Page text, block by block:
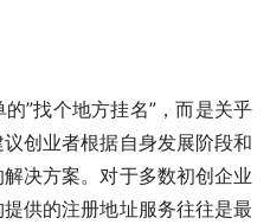
”找个地方挂名”，而是关乎
创业者根据自身发展阶段和
决方案。对于多数初创企业
供的注册地址服务往往是最